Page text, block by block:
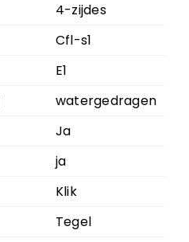
4-zijdes
Cfl-s1
E1
watergedragen
Ja
ja
Klik
Tegel